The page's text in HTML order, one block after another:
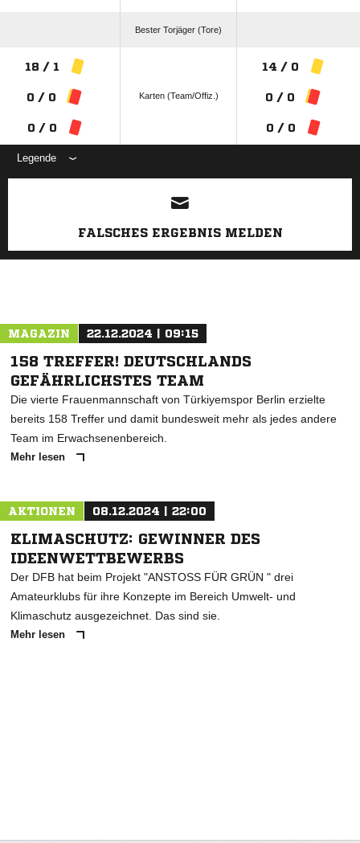
Bester Torjäger (Tore)
18 / 1
0 / 0
0 / 0
Karten (Team/Offiz.)
14 / 0
0 / 0
0 / 0
Legende
ANZEIGE
FALSCHES ERGEBNIS MELDEN
MAGAZIN 22.12.2024 | 09:15
158 TREFFER! DEUTSCHLANDS
GEFÄHRLICHSTES TEAM
Die vierte Frauenmannschaft von Türkiyemspor Berlin erzielte
bereits 158 Treffer und damit bundesweit mehr als jedes andere
Team im Erwachsenenbereich.
Mehr lesen
AKTIONEN 08.12.2024 | 22:00
KLIMASCHUTZ: GEWINNER DES
IDEENWETTBEWERBS
Der DFB hat beim Projekt "ANSTOSS FÜR GRÜN " drei
Amateurklubs für ihre Konzepte im Bereich Umwelt- und
Klimaschutz ausgezeichnet. Das sind sie.
Mehr lesen